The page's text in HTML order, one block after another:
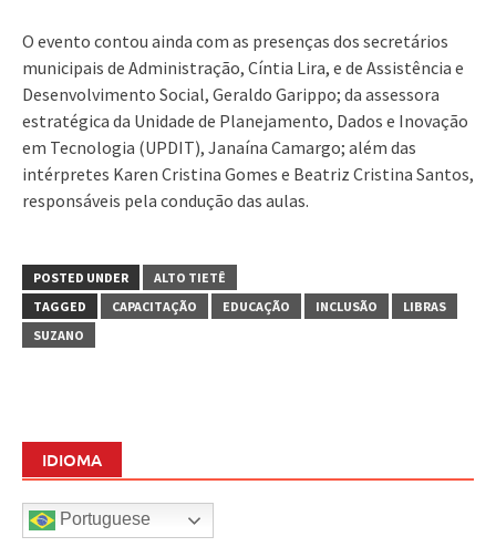
O evento contou ainda com as presenças dos secretários
municipais de Administração, Cíntia Lira, e de Assistência e
Desenvolvimento Social, Geraldo Garippo; da assessora
estratégica da Unidade de Planejamento, Dados e Inovação
em Tecnologia (UPDIT), Janaína Camargo; além das
intérpretes Karen Cristina Gomes e Beatriz Cristina Santos,
responsáveis pela condução das aulas.
POSTED UNDER
ALTO TIETÊ
TAGGED
CAPACITAÇÃO EDUCAÇÃO INCLUSÃO
LIBRAS
SUZANO
IDIOMA
Portuguese